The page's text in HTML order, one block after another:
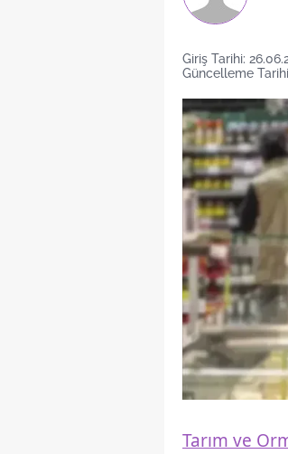
Giriş Tarihi:
Güncelleme
Tarım ve